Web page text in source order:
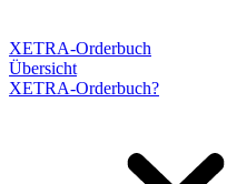
XETRA-Orderbuch
Übersicht
XETRA-Orderbuch?